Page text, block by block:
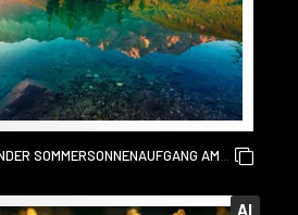
SOMMERSONNENAUFGANG AM
BAYERN, DEUTSCHLAND, EUROPA.
AI